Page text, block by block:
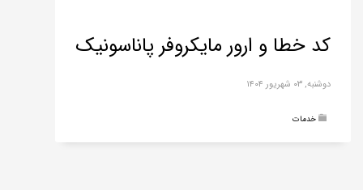
کد خطا و ارور مایکروفر پاناسونیک
دوشنبه, ۰۳ شهریور ۱۴۰۴
خدمات